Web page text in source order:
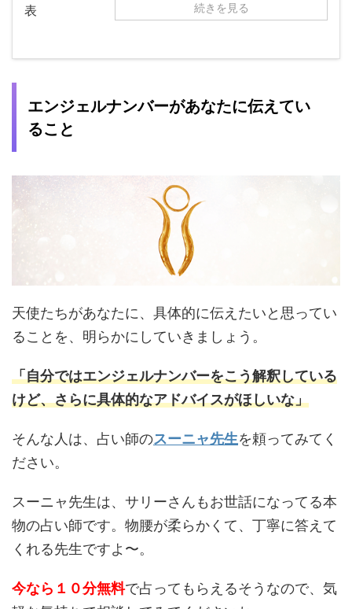
続きを見る
エンジェルナンバーがあなたに伝えてい
ること
天使たちがあなたに、具体的に伝えたいと思ってい
ることを、明らかにしていきましょう。
「自分ではエンジェルナンバーをこう解釈している
けど、さらに具体的なアドバイスがほしいな」
そんな人は、占い師のスーニャ先生を頼ってみてく
ださい。
スーニャ先生は、サリーさんもお世話になってる本
物の占い師です。物腰が柔らかくて、丁寧に答えて
くれる先生ですよ〜。
今なら１０分無料で占ってもらえるそうなので、気